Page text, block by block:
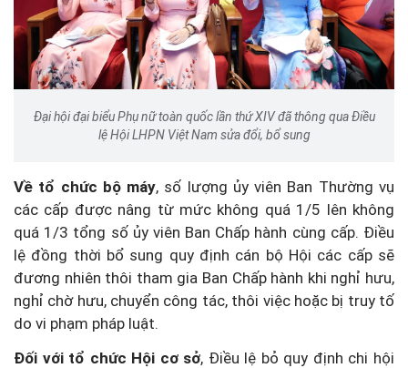
Đại hội đại biểu Phụ nữ toàn quốc lần thứ XIV đã thông qua Điều
lệ Hội LHPN Việt Nam sửa đổi, bổ sung
Về tổ chức bộ máy, số lượng ủy viên Ban Thường vụ
các cấp được nâng từ mức không quá 1/5 lên không
quá 1/3 tổng số ủy viên Ban Chấp hành cùng cấp. Điều
lệ đồng thời bổ sung quy định cán bộ Hội các cấp sẽ
đương nhiên thôi tham gia Ban Chấp hành khi nghỉ hưu,
nghỉ chờ hưu, chuyển công tác, thôi việc hoặc bị truy tố
do vi phạm pháp luật.
Đối với tổ chức Hội cơ sở, Điều lệ bỏ quy định chi hội